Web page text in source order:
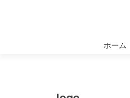
コンテンツへスキップ
ホーム